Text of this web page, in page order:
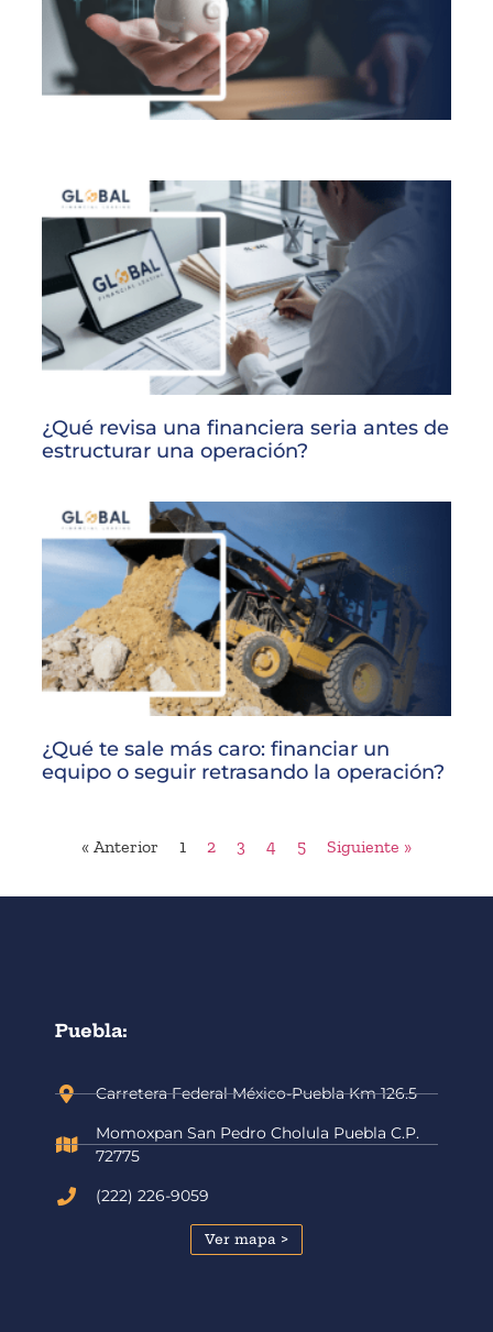
¿Qué revisa una financiera seria antes de
estructurar una operación?
¿Qué te sale más caro: financiar un
equipo o seguir retrasando la operación?
« Anterior 1 2 3 4 5 Siguiente »
Puebla:
Carretera Federal México-Puebla Km 126.5
Momoxpan San Pedro Cholula Puebla C.P.
72775
(222) 226-9059
Ver mapa >